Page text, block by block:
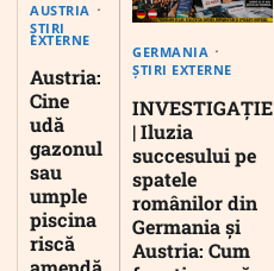
AUSTRIA
ȘTIRI
EXTERNE
Austria:
Cine
udă
gazonul
sau
umple
piscina
riscă
GERMANIA
ȘTIRI EXTERNE
INVESTIGAȚIE
| Iluzia
succesului pe
spatele
românilor din
Germania și
Austria: Cum